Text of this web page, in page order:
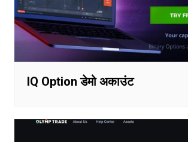
IQ Option डेमो अकाउंट